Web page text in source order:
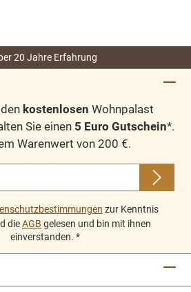
20 Jahre Erfahrung
kostenlosen Wohnpalast
Sie einen 5 Euro Gutschein*.
Warenwert von 200 €.
zur Kenntnis
dieAGB gelesen und bin mit ihnen
einverstanden. *